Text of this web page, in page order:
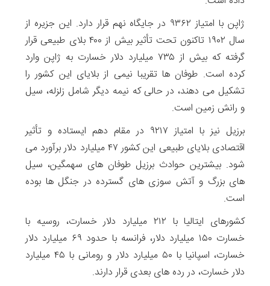
ژاپن با امتیاز ۹۳۶۲ در جایگاه نهم قرار دارد. این جزیره از
سال ۱۹۰۲ تاکنون تحت تأثیر بیش از ۴۰۰ بلای طبیعی قرار
گرفته که بیش از ۷۳۵ میلیارد دلار خسارت به ژاپن وارد
کرده است. طوفان ها تقریبا نیمی از بلایای این کشور را
تشکیل می دهند، در حالی که نیمه دیگر شامل زلزله، سیل
و رانش زمین است.
برزیل نیز با امتیاز ۹۲۱۷ در مقام دهم ایستاده و تأثیر
اقتصادی بلایای طبیعی این کشور ۴۷ میلیارد دلار برآورد می
شود. بیشترین حوادث برزیل طوفان های سهمگین، سیل
های بزرگ و آتش سوزی های گسترده در جنگل ها بوده​​
است.
کشورهای ایتالیا با ۲۱۲ میلیارد دلار خسارت، روسیه با
خسارت ۱۵۰ میلیارد دلار، فرانسه با حدود ۶۹ میلیارد دلار
خسارت، اسپانیا با ۵۰ میلیارد دلار و رومانی با ۴۵ میلیارد
دلار خسارت، در رده های بعدی قرار دارند.